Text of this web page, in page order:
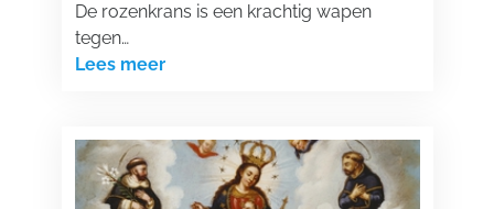
De rozenkrans is een krachtig wapen
tegen…
Lees meer